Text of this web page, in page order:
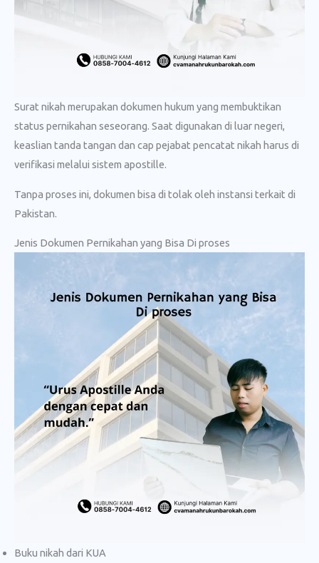
Surat nikah merupakan dokumen hukum yang membuktikan
status pernikahan seseorang. Saat digunakan di luar negeri,
keaslian tanda tangan dan cap pejabat pencatat nikah harus di
verifikasi melalui sistem apostille.
Tanpa proses ini, dokumen bisa di tolak oleh instansi terkait di
Pakistan.
Jenis Dokumen Pernikahan yang Bisa Di proses
Buku nikah dari KUA